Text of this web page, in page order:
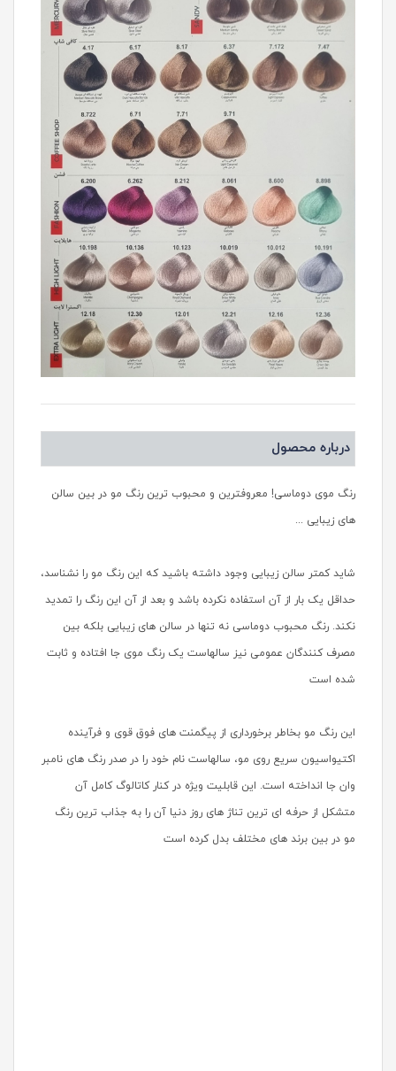
درباره محصول
رنگ موی دوماسی! معروفترین و محبوب ترین رنگ مو در بین سالن
های زیبایی ...
شاید کمتر سالن زیبایی وجود داشته باشید که این رنگ مو را نشناسد،
حداقل یک بار از آن استفاده نکرده باشد و بعد از آن این رنگ را تمدید
نکند. رنگ محبوب دوماسی نه تنها در سالن های زیبایی بلکه بین
مصرف کنندگان عمومی نیز سالهاست یک رنگ موی جا افتاده و ثابت
شده است
این رنگ مو بخاطر برخورداری از پیگمنت های فوق قوی و فرآینده
اکتیواسیون سریع روی مو، سالهاست نام خود را در صدر رنگ های نامبر
وان جا انداخته است. این قابلیت ویژه در کنار کاتالوگ کامل آن
متشکل از حرفه ای ترین تناژ های روز دنیا آن را به جذاب ترین رنگ
مو در بین برند های مختلف بدل کرده است